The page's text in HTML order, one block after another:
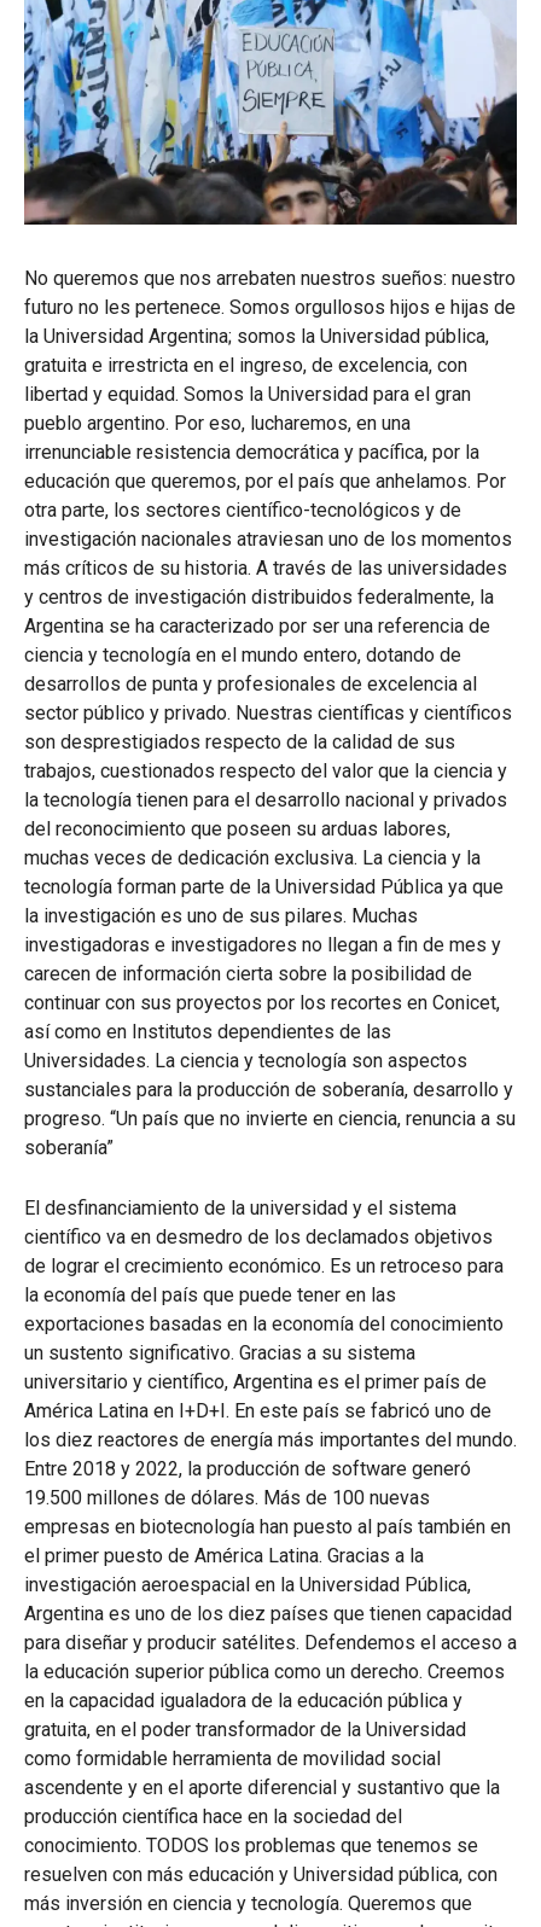
No queremos que nos arrebaten nuestros sueños: nuestro
futuro no les pertenece. Somos orgullosos hijos e hijas de
la Universidad Argentina; somos la Universidad pública,
gratuita e irrestricta en el ingreso, de excelencia, con
libertad y equidad. Somos la Universidad para el gran
pueblo argentino. Por eso, lucharemos, en una
irrenunciable resistencia democrática y pacífica, por la
educación que queremos, por el país que anhelamos. Por
otra parte, los sectores científico-tecnológicos y de
investigación nacionales atraviesan uno de los momentos
más críticos de su historia. A través de las universidades
y centros de investigación distribuidos federalmente, la
Argentina se ha caracterizado por ser una referencia de
ciencia y tecnología en el mundo entero, dotando de
desarrollos de punta y profesionales de excelencia al
sector público y privado. Nuestras científicas y científicos
son desprestigiados respecto de la calidad de sus
trabajos, cuestionados respecto del valor que la ciencia y
la tecnología tienen para el desarrollo nacional y privados
del reconocimiento que poseen su arduas labores,
muchas veces de dedicación exclusiva. La ciencia y la
tecnología forman parte de la Universidad Pública ya que
la investigación es uno de sus pilares. Muchas
investigadoras e investigadores no llegan a fin de mes y
carecen de información cierta sobre la posibilidad de
continuar con sus proyectos por los recortes en Conicet,
así como en Institutos dependientes de las
Universidades. La ciencia y tecnología son aspectos
sustanciales para la producción de soberanía, desarrollo y
progreso. “Un país que no invierte en ciencia, renuncia a su
soberanía”
El desfinanciamiento de la universidad y el sistema
científico va en desmedro de los declamados objetivos
de lograr el crecimiento económico. Es un retroceso para
la economía del país que puede tener en las
exportaciones basadas en la economía del conocimiento
un sustento significativo. Gracias a su sistema
universitario y científico, Argentina es el primer país de
América Latina en I+D+I. En este país se fabricó uno de
los diez reactores de energía más importantes del mundo.
Entre 2018 y 2022, la producción de software generó
19.500 millones de dólares. Más de 100 nuevas
empresas en biotecnología han puesto al país también en
el primer puesto de América Latina. Gracias a la
investigación aeroespacial en la Universidad Pública,
Argentina es uno de los diez países que tienen capacidad
para diseñar y producir satélites. Defendemos el acceso a
la educación superior pública como un derecho. Creemos
en la capacidad igualadora de la educación pública y
gratuita, en el poder transformador de la Universidad
como formidable herramienta de movilidad social
ascendente y en el aporte diferencial y sustantivo que la
producción científica hace en la sociedad del
conocimiento. TODOS los problemas que tenemos se
resuelven con más educación y Universidad pública, con
más inversión en ciencia y tecnología. Queremos que